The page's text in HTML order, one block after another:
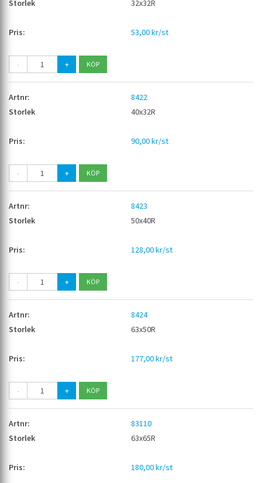
32x32R
53,00 kr/st
- +
8422
40x32R
90,00 kr/st
- +
8423
50x40R
128,00 kr/st
- +
8424
63x50R
177,00 kr/st
- +
83110
63x65R
180,00 kr/st